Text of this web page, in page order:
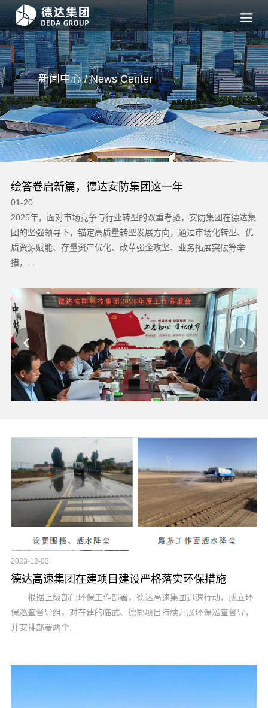
新闻中心 / NewsCenter
绘答卷启新篇，德达安防集团这一年
01-20
2025年，面对市场竞争与行业转型的双重考验，安防集团在德达集
团的坚强领导下，锚定高质量转型发展方向，通过市场化转型、优
质资源赋能、存量资产优化、改革强企攻坚、业务拓展突破等举
措，...
2023-12-03
德达高速集团在建项目建设严格落实环保措施
根据上级部门环保工作部署，德达高速集团迅速行动，成立环
保巡查督导组，对在建的临武、德郓项目持续开展环保巡查督导，
并安排部署两个...